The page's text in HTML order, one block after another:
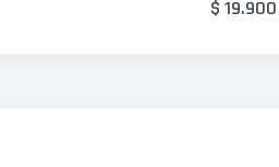
$ 19.900